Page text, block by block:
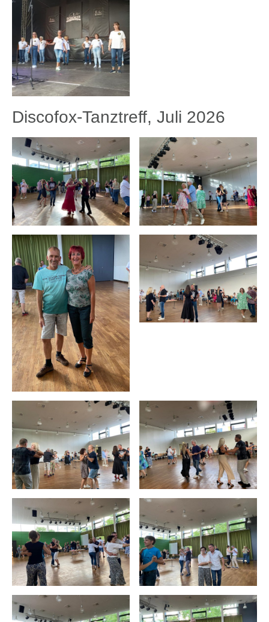
Discofox-Tanztreff, Juli 2026